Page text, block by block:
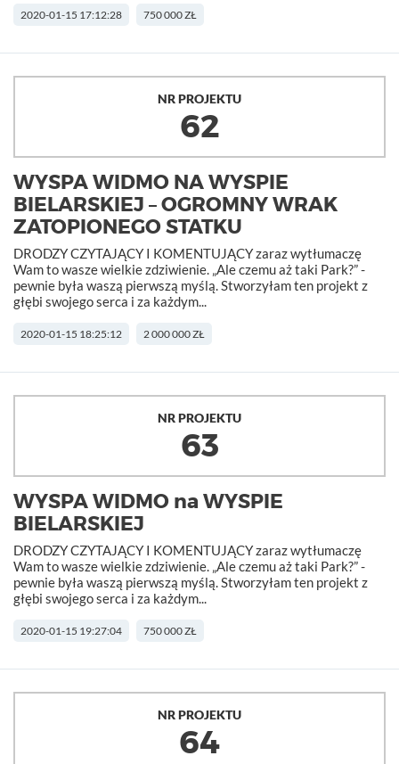
2020-01-15 17:12:28 750 000 ZŁ
NR PROJEKTU
62
WYSPA WIDMO NA WYSPIE
BIELARSKIEJ – OGROMNY WRAK
ZATOPIONEGO STATKU
DRODZY CZYTAJĄCY I KOMENTUJĄCY zaraz wytłumaczę
Wam to wasze wielkie zdziwienie. „Ale czemu aż taki Park?” -
pewnie była waszą pierwszą myślą. Stworzyłam ten projekt z
głębi swojego serca i za każdym...
2020-01-15 18:25:12 2 000 000 ZŁ
NR PROJEKTU
63
WYSPA WIDMO na WYSPIE
BIELARSKIEJ
DRODZY CZYTAJĄCY I KOMENTUJĄCY zaraz wytłumaczę
Wam to wasze wielkie zdziwienie. „Ale czemu aż taki Park?” -
pewnie była waszą pierwszą myślą. Stworzyłam ten projekt z
głębi swojego serca i za każdym...
2020-01-15 19:27:04 750 000 ZŁ
NR PROJEKTU
64